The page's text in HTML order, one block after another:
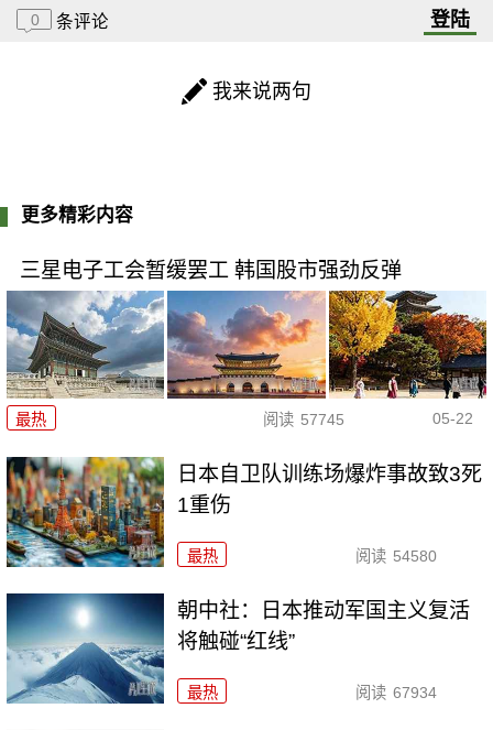
0 条评论 登陆
我来说两句
更多精彩内容
三星电子工会暂缓罢工 韩国股市强劲反弹
最热 阅读 57745 05-22
日本自卫队训练场爆炸事故致3死
1重伤
最热 阅读 54580
朝中社：日本推动军国主义复活
将触碰“红线”
最热 阅读 67934